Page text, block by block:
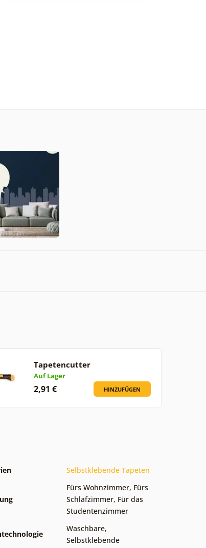
Tapetencutter
Auf Lager
2,91 € HINZUFÜGEN
Selbstklebende Tapeten
Fürs Wohnzimmer, Fürs
Schlafzimmer, Für das
Studentenzimmer
Waschbare,
Selbstklebende